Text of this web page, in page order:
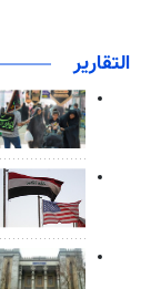
التقارير